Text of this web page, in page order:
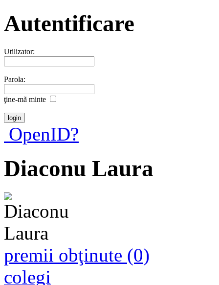
Autentificare
Utilizator:
Parola:
ţine-mã minte
OpenID?
Diaconu Laura
premii obţinute (0)
colegi